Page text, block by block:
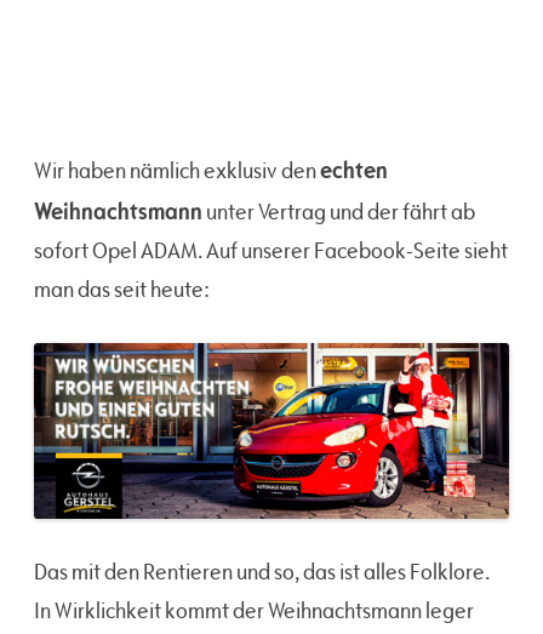
Wir haben nämlich exklusiv denechten
Weihnachtsmann unter Vertrag und der fährt ab
sofort Opel ADAM. Auf unserer Facebook-Seite sieht
man das seit heute:
Das mit den Rentieren und so, das ist alles Folklore.
In Wirklichkeit kommt der Weihnachtsmann leger